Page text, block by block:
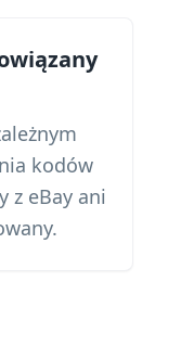
kodów
z eBay ani